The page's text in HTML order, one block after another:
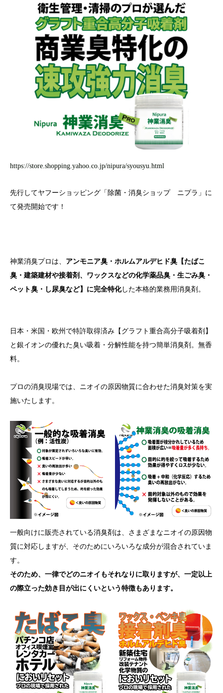
https://store.shopping.yahoo.co.jp/nipura/syousyu.html
先行してヤフーショッピング「除菌・消臭ショップ ニプラ」に
て発売開始です！
神業消臭プロは、 アンモニア臭・ホルムアルデヒド臭【たばこ
臭・建築建材や接着剤、ワックスなどの化学薬品臭・生ごみ臭・
ペット臭・し尿臭など】に完全特化した本格的業務用消臭剤。
日本・米国・欧州で特許取得済み【グラフト重合高分子吸着剤】
と銀イオンの優れた臭い吸着・分解性能を持つ簡単消臭剤。無香
料。
プロの消臭現場では、ニオイの原因物質に合わせた消臭対策を実
施いたします。
一般向けに販売されている消臭剤は、さまざまなニオイの原因物
質に対応しますが、そのためにいろいろな成分が混合されていま
す。
そのため、一律でどのニオイもそれなりに取りますが、一定以上
の際立った効き目が出にくいという特徴もあります。